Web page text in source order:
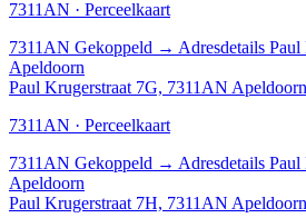
7311AN · Perceelkaart
7311AN Gekoppeld → Adresdetails
Apeldoorn
Paul Krugerstraat 7G, 7311AN Apeldoorn
7311AN · Perceelkaart
7311AN Gekoppeld → Adresdetails
Apeldoorn
Paul Krugerstraat 7H, 7311AN Apeldoorn